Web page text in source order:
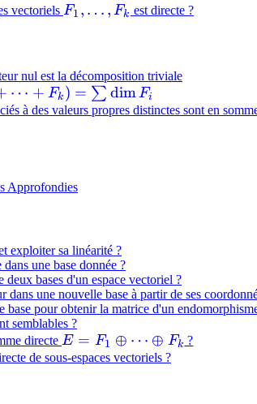
vectoriels F_1,\dots,F_k
F1 , … , Fk est directe ?
nul est la décomposition triviale
⋯ + Fk ) = ∑ dimFi
à des valeurs propres distinctes sont en
Approfondies
exploiter sa linéarité ?
une base donnée ?
deux bases d'un espace vectoriel ?
une nouvelle base à partir de ses
pour obtenir la matrice d'un
semblables ?
directe E =
F_1
E = F1 ⊕ ⋯ ⊕ Fk ?
de sous-espaces vectoriels ?